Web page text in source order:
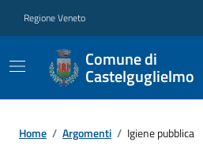
Regione Veneto
Comune di
Castelguglielmo
Home / Argomenti / Igiene pubblica